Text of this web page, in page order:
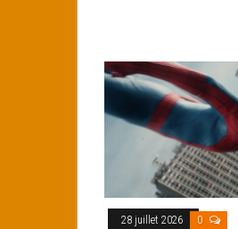
28 juillet 2026 0